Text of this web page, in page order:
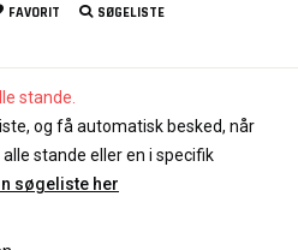
FAVORIT SØGELISTE
stande.
og få automatisk besked, når
stande eller en i specifik
søgeliste her